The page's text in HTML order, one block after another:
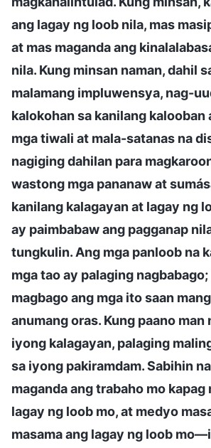
ang lagay ng loob nila, mas
at mas maganda ang
nila. Kung minsan naman, dahil
malamang impluwensya, nag-
kalokohan sa kanilang kalooban
mga tiwali at mala-satanas na
nagiging dahilan para
wastong mga pananaw at
kanilang kalagayan at lagay ng
ay paimbabaw ang pagganap
tungkulin. Ang mga panloob na
mga tao ay palaging
magbago ang mga ito saan
anumang oras. Kung paano man
iyong kalagayan, palaging
sa iyong pakiramdam. Sabihin
maganda ang trabaho mo kapag
lagay ng loob mo, at medyo
masama ang lagay ng loob